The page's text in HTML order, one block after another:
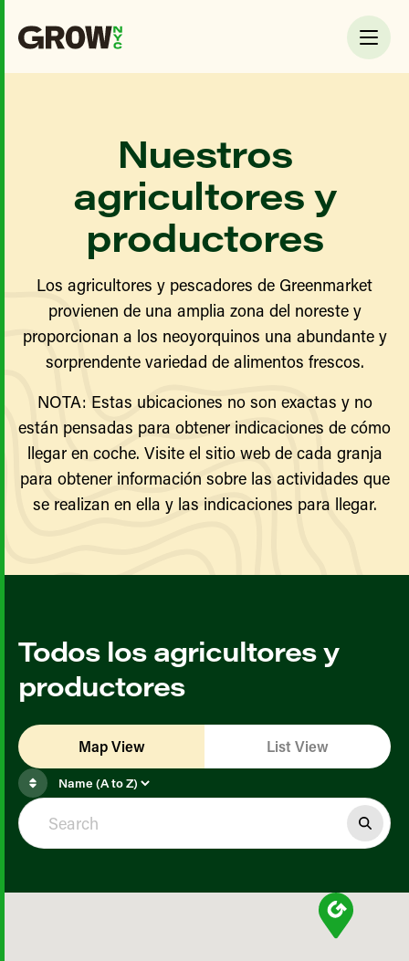
Nuestros
agricultores y
productores
Los agricultores y pescadores de Greenmarket
provienen de una amplia zona del noreste y
proporcionan a los neoyorquinos una abundante y
sorprendente variedad de alimentos frescos.
NOTA: Estas ubicaciones no son exactas y no
están pensadas para obtener indicaciones de cómo
llegar en coche. Visite el sitio web de cada granja
para obtener información sobre las actividades que
se realizan en ella y las indicaciones para llegar.
Todos los agricultores y
productores
Map View List View